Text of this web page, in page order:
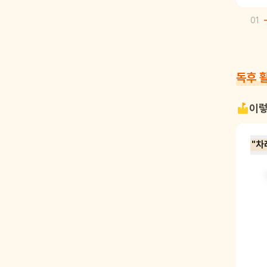
01
독후
이
"차